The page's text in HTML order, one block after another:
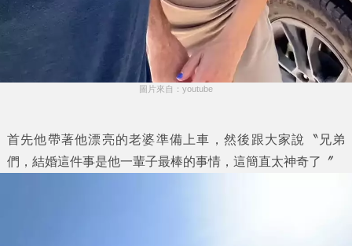
圖片來自：youtube
首先他帶著他漂亮的老婆準備上車，然後跟大家說〝兄弟
們，結婚這件事是他一輩子最棒的事情，這簡直太神奇了〞